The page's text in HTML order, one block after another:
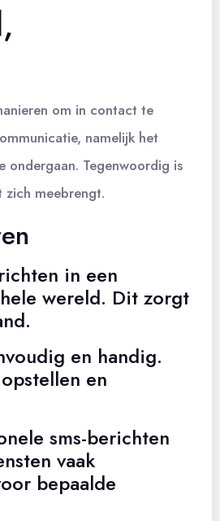
om in contact te
namelijk het
ondergaan. Tegenwoordig is
zich meebrengt.
in een
wereld. Dit zorgt
en handig.
en
sms-berichten
vaak
bepaalde